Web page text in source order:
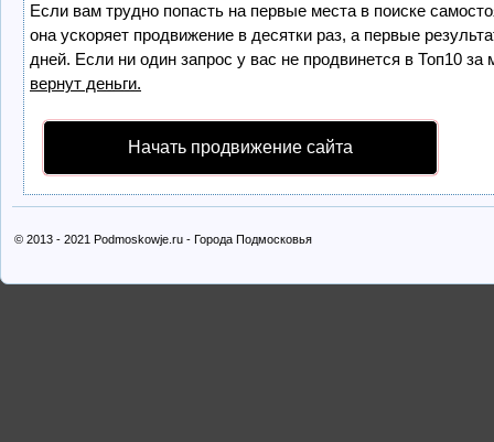
Если вам трудно попасть на первые места в поиске
она ускоряет продвижение в десятки раз, а первые
дней. Если ни один запрос у вас не продвинется в Топ10 за
вернут деньги.
Начать продвижение сайта
© 2013 - 2021 Podmoskowje.ru - Города Подмосковья